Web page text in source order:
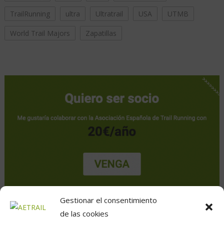
Gestionar el consentimiento
de las cookies
TrailRunning ultra Ultratrail USA UTMB
World Trail Majors Zapatillas